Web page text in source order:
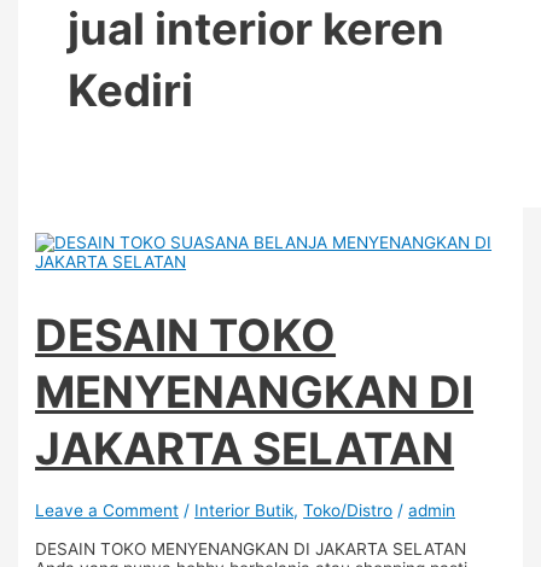
jual interior keren
Kediri
DESAIN TOKO
MENYENANGKAN DI
JAKARTA SELATAN
Leave a Comment / Interior Butik,Toko/Distro /admin
DESAIN TOKO MENYENANGKAN DI JAKARTA SELATAN